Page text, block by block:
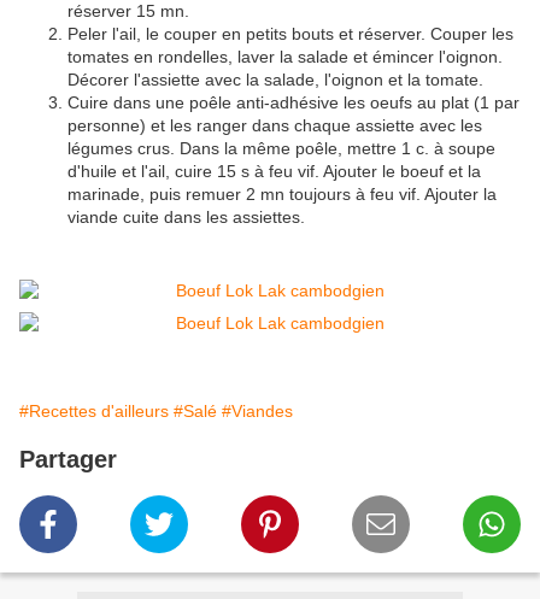
réserver 15 mn.
Peler l'ail, le couper en petits bouts et réserver. Couper les
tomates en rondelles, laver la salade et émincer l'oignon.
Décorer l'assiette avec la salade, l'oignon et la tomate.
Cuire dans une poêle anti-adhésive les oeufs au plat (1 par
personne) et les ranger dans chaque assiette avec les
légumes crus. Dans la même poêle, mettre 1 c. à soupe
d'huile et l'ail, cuire 15 s à feu vif. Ajouter le boeuf et la
marinade, puis remuer 2 mn toujours à feu vif. Ajouter la
viande cuite dans les assiettes.
#Recettes d'ailleurs #Salé #Viandes
Partager